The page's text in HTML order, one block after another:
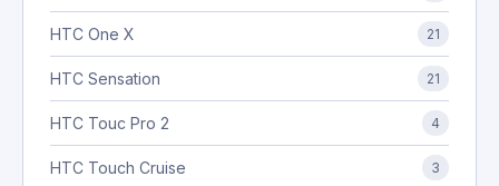
HTC One X 21
HTC Sensation 21
HTC Touc Pro 2 4
HTC Touch Cruise 3